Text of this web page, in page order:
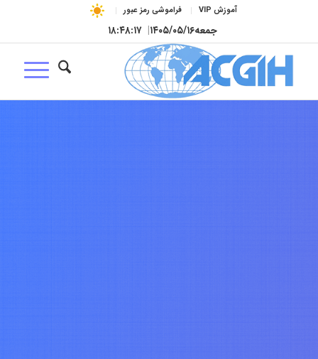
آموزش VIP فراموشی رمز عبور
جمعه۱۴۰۵/۰۵/۱۶| ۱۸:۴۸:۱۸